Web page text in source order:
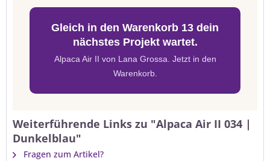
Gleich in den Warenkorb 13 dein
nächstes Projekt wartet.
Alpaca Air II von Lana Grossa. Jetzt in den
Warenkorb.
Weiterführende Links zu "Alpaca Air II 034 |
Dunkelblau"
Fragen zum Artikel?